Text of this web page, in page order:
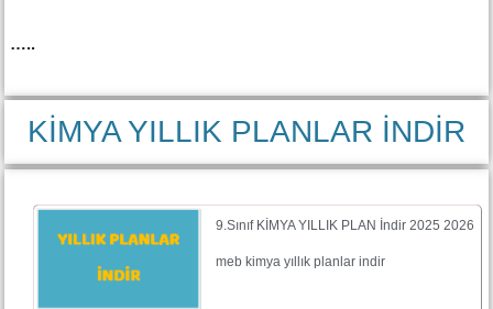
…..
KİMYA YILLIK PLANLAR İNDİR
9.Sınıf KİMYA YILLIK PLAN İndir 2025 2026
meb kimya yıllık planlar indir